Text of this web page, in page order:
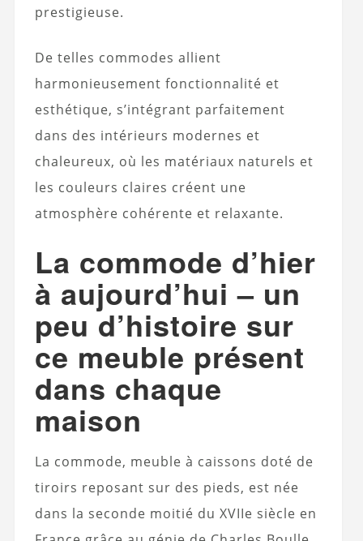
prestigieuse.
De telles commodes allient
harmonieusement fonctionnalité et
esthétique, s’intégrant parfaitement
dans des intérieurs modernes et
chaleureux, où les matériaux naturels et
les couleurs claires créent une
atmosphère cohérente et relaxante.
La commode d’hier
à aujourd’hui – un
peu d’histoire sur
ce meuble présent
dans chaque
maison
La commode, meuble à caissons doté de
tiroirs reposant sur des pieds, est née
dans la seconde moitié du XVIIe siècle en